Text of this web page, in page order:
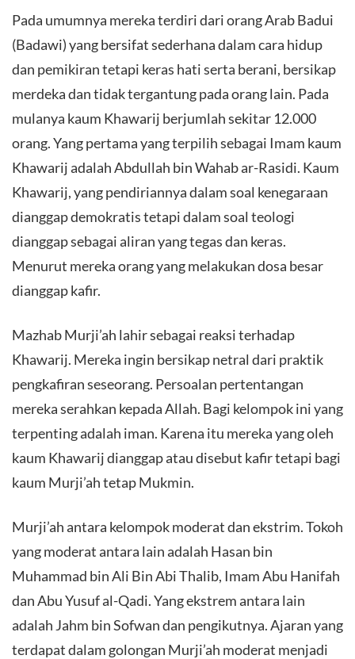
Pada umumnya mereka terdiri dari orang Arab Badui
(Badawi) yang bersifat sederhana dalam cara hidup
dan pemikiran tetapi keras hati serta berani, bersikap
merdeka dan tidak tergantung pada orang lain. Pada
mulanya kaum Khawarij berjumlah sekitar 12.000
orang. Yang pertama yang terpilih sebagai Imam kaum
Khawarij adalah Abdullah bin Wahab ar-Rasidi. Kaum
Khawarij, yang pendiriannya dalam soal kenegaraan
dianggap demokratis tetapi dalam soal teologi
dianggap sebagai aliran yang tegas dan keras.
Menurut mereka orang yang melakukan dosa besar
dianggap kafir.
Mazhab Murji’ah lahir sebagai reaksi terhadap
Khawarij. Mereka ingin bersikap netral dari praktik
pengkafiran seseorang. Persoalan pertentangan
mereka serahkan kepada Allah. Bagi kelompok ini yang
terpenting adalah iman. Karena itu mereka yang oleh
kaum Khawarij dianggap atau disebut kafir tetapi bagi
kaum Murji’ah tetap Mukmin.
Murji’ah antara kelompok moderat dan ekstrim. Tokoh
yang moderat antara lain adalah Hasan bin
Muhammad bin Ali Bin Abi Thalib, Imam Abu Hanifah
dan Abu Yusuf al-Qadi. Yang ekstrem antara lain
adalah Jahm bin Sofwan dan pengikutnya. Ajaran yang
terdapat dalam golongan Murji’ah moderat menjadi